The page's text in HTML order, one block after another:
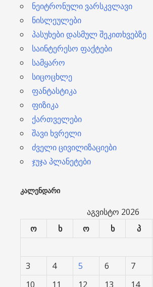
ნეიტრონული ვარსკვლავი
ნისლეულები
პასუხები დასმულ შეკითხვებზე
საინტერესო ფაქტები
სამყარო
სიცოცხლე
ფანტასტიკა
ფიზიკა
ქართველები
შავი ხვრელი
ძველი ცივილიზაციები
ჯუჯა პლანეტები
ᲙᲐᲚᲔᲜᲓᲐᲠᲘ
აგვისტო 2026
ო
ხ ო ხ პ
3
4 5 6 7
10
11 12 13 14